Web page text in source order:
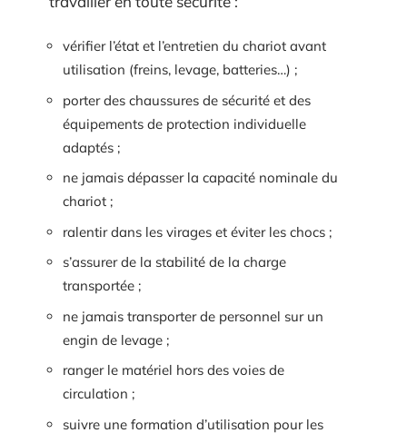
vérifier l’état et l’entretien du chariot avant
utilisation (freins, levage, batteries…) ;
porter des chaussures de sécurité et des
équipements de protection individuelle
adaptés ;
ne jamais dépasser la capacité nominale du
chariot ;
ralentir dans les virages et éviter les chocs ;
s’assurer de la stabilité de la charge
transportée ;
ne jamais transporter de personnel sur un
engin de levage ;
ranger le matériel hors des voies de
circulation ;
suivre une formation d’utilisation pour les